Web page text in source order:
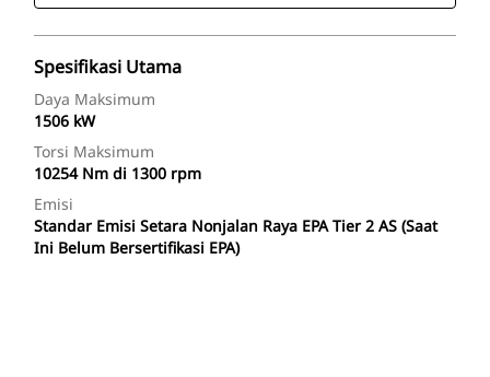
Spesifikasi Utama
Daya Maksimum
1506 kW
Torsi Maksimum
10254 Nm di 1300 rpm
Emisi
Standar Emisi Setara Nonjalan Raya EPA Tier 2 AS (Saat
Ini Belum Bersertifikasi EPA)